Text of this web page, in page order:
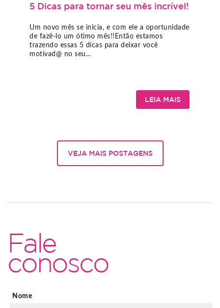
5 Dicas para tornar seu mês incrível!
Um novo mês se inicia, e com ele a oportunidade
de fazê-lo um ótimo mês!!Então estamos
trazendo essas 5 dicas para deixar você
motivad@ no seu...
LEIA MAIS
VEJA MAIS POSTAGENS
Fale
conosco
Nome